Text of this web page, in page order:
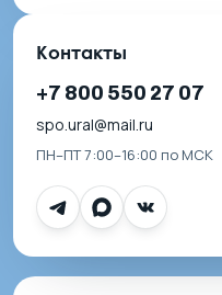
Контакты
+7 800 550 27 07
spo.ural@mail.ru
ПН–ПТ 7:00–16:00 по МСК